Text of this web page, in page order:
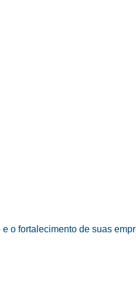
o fortalecimento de suas